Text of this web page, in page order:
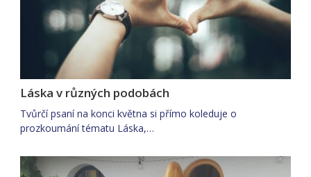
Láska v různých podobách
Tvůrčí psaní na konci května si přímo koleduje o
prozkoumání tématu Láska,…